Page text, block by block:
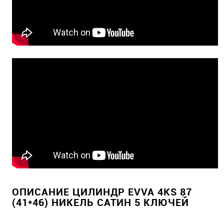
ОПИСАНИЕ ЦИЛИНДР EVVA 4KS 87
(41*46) НИКЕЛЬ САТИН 5 КЛЮЧЕЙ